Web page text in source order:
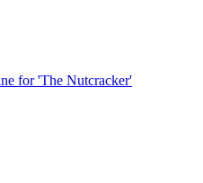
for 'The Nutcracker'